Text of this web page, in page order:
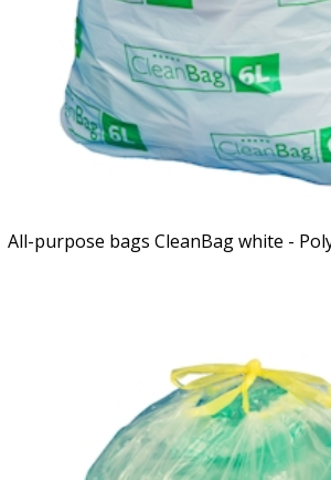
All-purpose bags CleanBag white -